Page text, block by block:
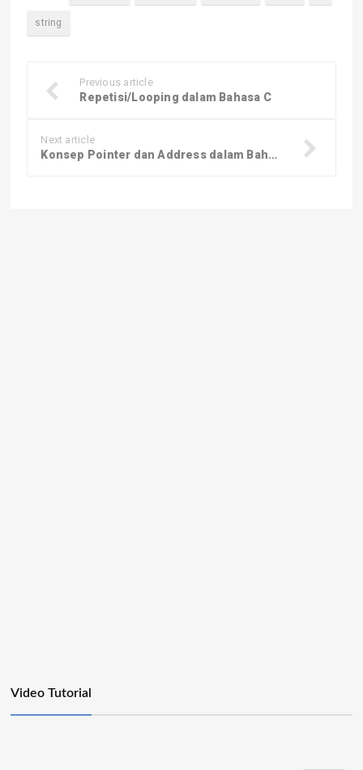
string
Previous article
Repetisi/Looping dalam Bahasa C
Next article
Konsep Pointer dan Address dalam Bahasa C
Video Tutorial